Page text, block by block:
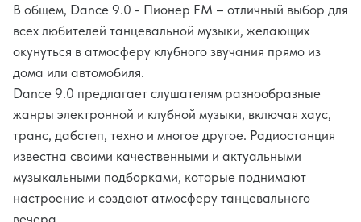
В общем, Dance 9.0 - Пионер FM – отличный выбор для
всех любителей танцевальной музыки, желающих
окунуться в атмосферу клубного звучания прямо из
дома или автомобиля.
Dance 9.0 предлагает слушателям разнообразные
жанры электронной и клубной музыки, включая хаус,
транс, дабстеп, техно и многое другое. Радиостанция
известна своими качественными и актуальными
музыкальными подборками, которые поднимают
настроение и создают атмосферу танцевального
вечера.